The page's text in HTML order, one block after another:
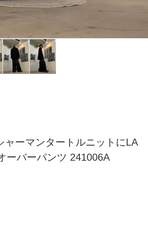
ャーマンタートルニットにLA
ーバーパンツ 241006A